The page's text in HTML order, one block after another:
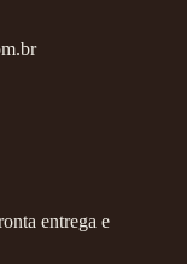
entrega e